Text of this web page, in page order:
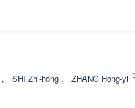
, SHI Zhi-hong , ZHANG Hong-yi